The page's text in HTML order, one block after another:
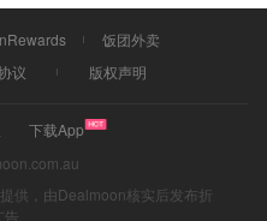
饭团外卖
议 版权声明
下载App
供，由Dealmoon核实后发布折
告